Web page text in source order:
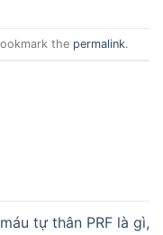
the permalink.
tự thân PRF là gì,